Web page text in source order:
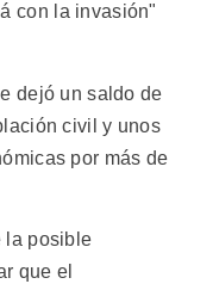
con la invasión"
dejó un saldo de
civil y unos
por más de
la posible
que el